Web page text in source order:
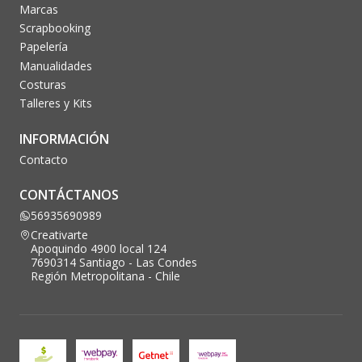
Marcas
Scrapbooking
Papelería
Manualidades
Costuras
Talleres y Kits
INFORMACIÓN
Contacto
CONTÁCTANOS
56935690989
Creativarte
Apoquindo 4900 local 124
7690314 Santiago - Las Condes
Región Metropolitana - Chile